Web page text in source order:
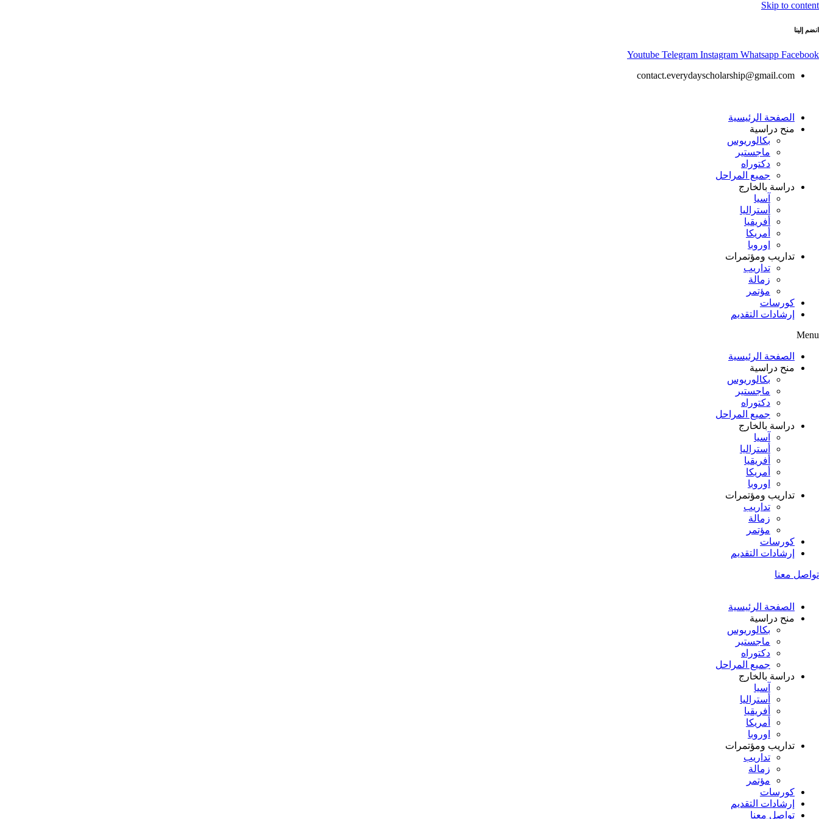
Skip to content
انضم إلينا
Youtube Telegram Instagram Whatsapp Facebook
contact.everydayscholarship@gmail.com
الصفحة الرئيسية
منح دراسية
بكالوريوس
ماجستير
دكتوراه
جميع المراحل
دراسة بالخارج
آسيا
أستراليا
أفريقيا
أمريكا
اوروبا
تداريب ومؤتمرات
تداريب
زمالة
مؤتمر
كورسات
إرشادات التقديم
Menu
الصفحة الرئيسية
منح دراسية
بكالوريوس
ماجستير
دكتوراه
جميع المراحل
دراسة بالخارج
آسيا
أستراليا
أفريقيا
أمريكا
اوروبا
تداريب ومؤتمرات
تداريب
زمالة
مؤتمر
كورسات
إرشادات التقديم
تواصل معنا
الصفحة الرئيسية
منح دراسية
بكالوريوس
ماجستير
دكتوراه
جميع المراحل
دراسة بالخارج
آسيا
أستراليا
أفريقيا
أمريكا
اوروبا
تداريب ومؤتمرات
تداريب
زمالة
مؤتمر
كورسات
إرشادات التقديم
تواصل معنا